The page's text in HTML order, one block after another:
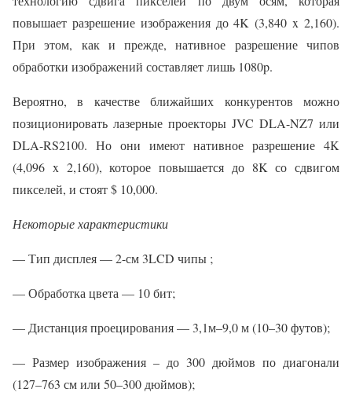
повышает разрешение изображения до 4K (3,840 x 2,160).
При этом, как и прежде, нативное разрешение чипов
обработки изображений составляет лишь 1080p.
Вероятно, в качестве ближайших конкурентов можно
позиционировать лазерные проекторы JVC DLA-NZ7 или
DLA-RS2100. Но они имеют нативное разрешение 4K
(4,096 x 2,160), которое повышается до 8K со сдвигом
пикселей, и стоят $ 10,000.
Некоторые характеристики
— Тип дисплея — 2-см 3LCD чипы ;
— Обработка цвета — 10 бит;
— Дистанция проецирования — 3,1м–9,0 м (10–30 футов);
— Размер изображения – до 300 дюймов по диагонали
(127–763 см или 50–300 дюймов);